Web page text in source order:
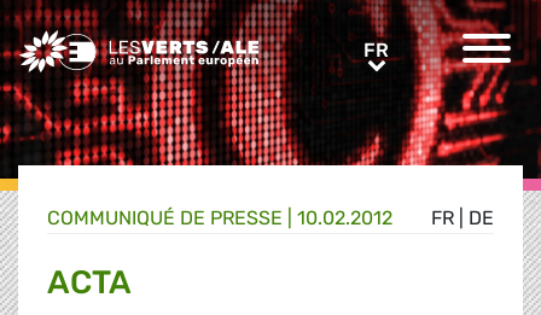
Greens/EFA Home FR
FR DE
COMMUNIQUÉ DE PRESSE 10.02.2012
ACTA